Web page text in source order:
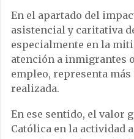
En el apartado del
asistencial y caritativa
especialmente en la
atención a inmigrantes
empleo, representa
realizada.
En ese sentido, el valor
Católica en la actividad